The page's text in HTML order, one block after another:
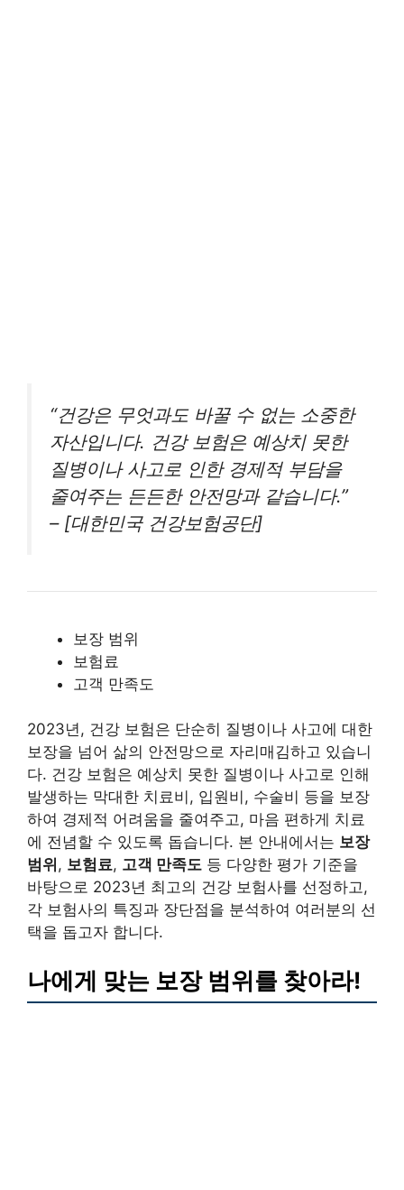
“건강은 무엇과도 바꿀 수 없는 소중한
자산입니다. 건강 보험은 예상치 못한
질병이나 사고로 인한 경제적 부담을
줄여주는 든든한 안전망과 같습니다.”
– [대한민국 건강보험공단]
보장 범위
보험료
고객 만족도
2023년, 건강 보험은 단순히 질병이나 사고에 대한
보장을 넘어 삶의 안전망으로 자리매김하고 있습니
다. 건강 보험은 예상치 못한 질병이나 사고로 인해
발생하는 막대한 치료비, 입원비, 수술비 등을 보장
하여 경제적 어려움을 줄여주고, 마음 편하게 치료
에 전념할 수 있도록 돕습니다. 본 안내에서는 보장
범위 , 보험료, 고객 만족도 등 다양한 평가 기준을
바탕으로 2023년 최고의 건강 보험사를 선정하고,
각 보험사의 특징과 장단점을 분석하여 여러분의 선
택을 돕고자 합니다.
나에게 맞는 보장 범위를 찾아라!